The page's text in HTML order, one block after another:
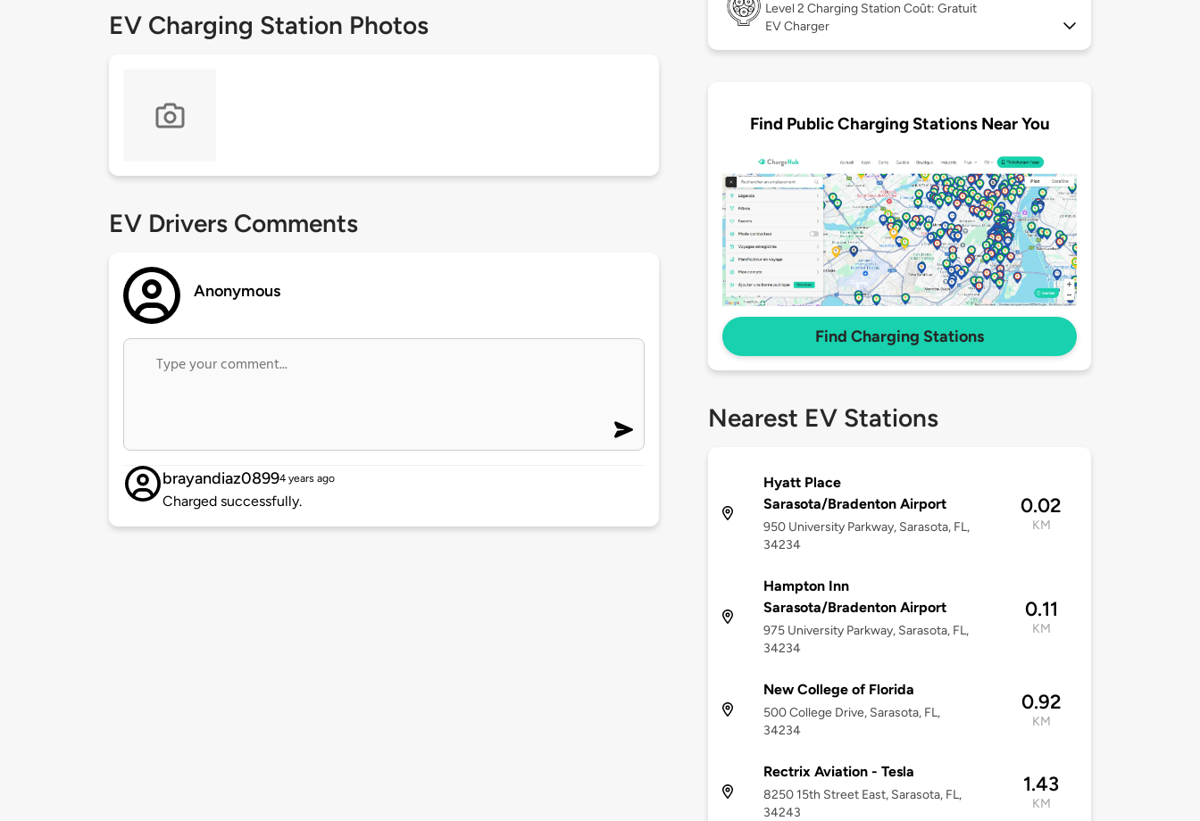
EV Charging Station Photos
EV Drivers Comments
Anonymous
brayandiaz08994 years ago
Charged successfully.
Level 2 Charging Station Coût: Gratuit
EV Charger
Find Public Charging Stations Near You
Find Charging Stations
Nearest EV Stations
Hyatt Place
Sarasota/Bradenton Airport
950 University Parkway, Sarasota, FL,
34234
0.02
KM
Hampton Inn
Sarasota/Bradenton Airport
975 University Parkway, Sarasota, FL,
34234
0.11
KM
New College of Florida
500 College Drive, Sarasota, FL,
34234
0.92
KM
Rectrix Aviation - Tesla
8250 15th Street East, Sarasota, FL,
34243
1.43
KM